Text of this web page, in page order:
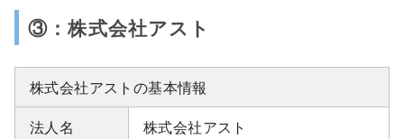
③：株式会社アスト
株式会社アストの基本情報
法人名
株式会社アスト